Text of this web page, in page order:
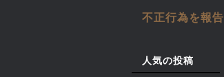
不正行為を報告
人気の投稿